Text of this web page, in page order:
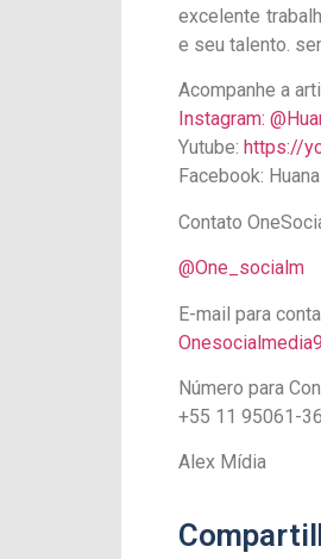
excelente
e seu talento.
Acompanhe a
Instagram:
Yutube: https://
Facebook:
Contato
@One_socialm
E-mail para
Número para
+55 11 95061-
Alex Mídia